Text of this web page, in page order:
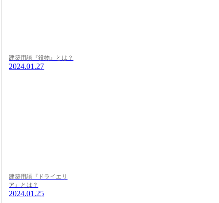
建築用語『役物』とは？
2024.01.27
建築用語『ドライエリ
ア』とは？
2024.01.25